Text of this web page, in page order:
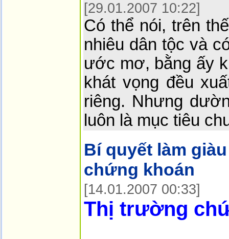
[29.01.2007 10:22]
Có thể nói, trên
nhiêu dân tộc và
ước mơ, bằng ấy
khát vọng đều
riêng. Nhưng
luôn là mục tiêu
Bí quyết làm
chứng khoán
[14.01.2007 00:33]
Thị trường